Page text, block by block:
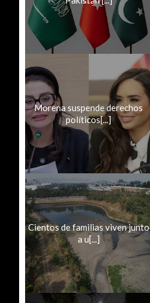
Morena suspende derechos
políticos[...]
Cientos de familias viven junto
a u[...]